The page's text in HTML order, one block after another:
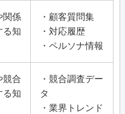
関係
る知
・顧客質問集
・対応履歴
・ペルソナ情報
競合
る知
・競合調査デー
タ
・業界トレンド